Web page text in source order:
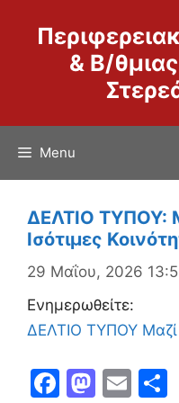
περιεχόμενο& Β/
Menu
ΔΕΛΤΙΟ ΤΥΠΟΥ:
Ισότιμες
29 Μαΐου, 2026
Ενημερωθείτε:
ΔΕΛΤΙΟ ΤΥΠΟΥ Μαζί
F
M E